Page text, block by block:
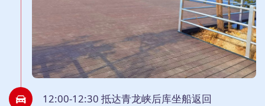
12:00-12:30 抵达青龙峡后库坐船返回